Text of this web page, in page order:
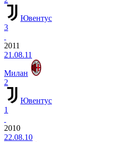
Ювентус
3
2011
21.08.11
Милан
2
Ювентус
1
2010
22.08.10